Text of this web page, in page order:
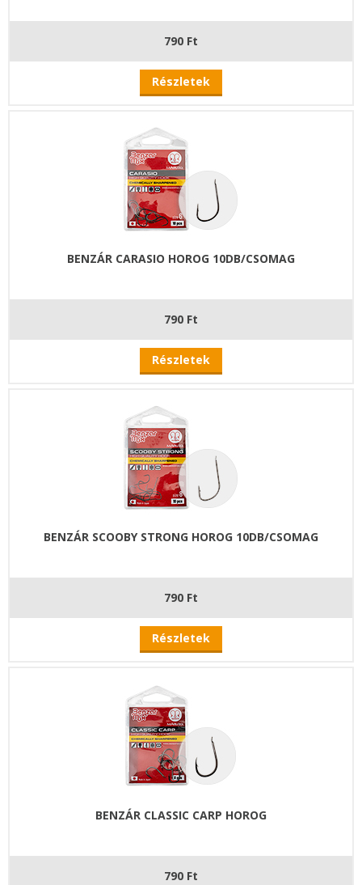
790 Ft
Részletek
BENZÁR CARASIO HOROG 10DB/CSOMAG
790 Ft
Részletek
BENZÁR SCOOBY STRONG HOROG 10DB/CSOMAG
790 Ft
Részletek
BENZÁR CLASSIC CARP HOROG
790 Ft